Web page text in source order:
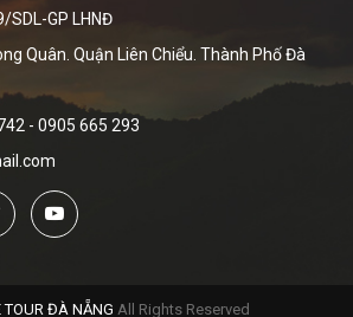
SDL-GP LHNĐ
Quân. Quận Liên Chiểu. Thành Phố Đà
- 0905 665 293
TOUR ĐÀ NẴNG All Rights Reserved